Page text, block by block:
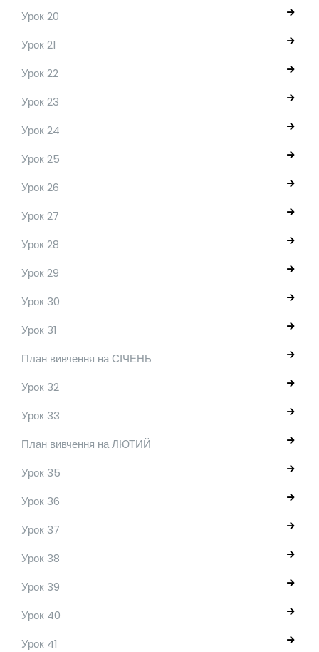
Урок 20
Урок 21
Урок 22
Урок 23
Урок 24
Урок 25
Урок 26
Урок 27
Урок 28
Урок 29
Урок 30
Урок 31
План вивчення на СІЧЕНЬ
Урок 32
Урок 33
План вивчення на ЛЮТИЙ
Урок 35
Урок 36
Урок 37
Урок 38
Урок 39
Урок 40
Урок 41